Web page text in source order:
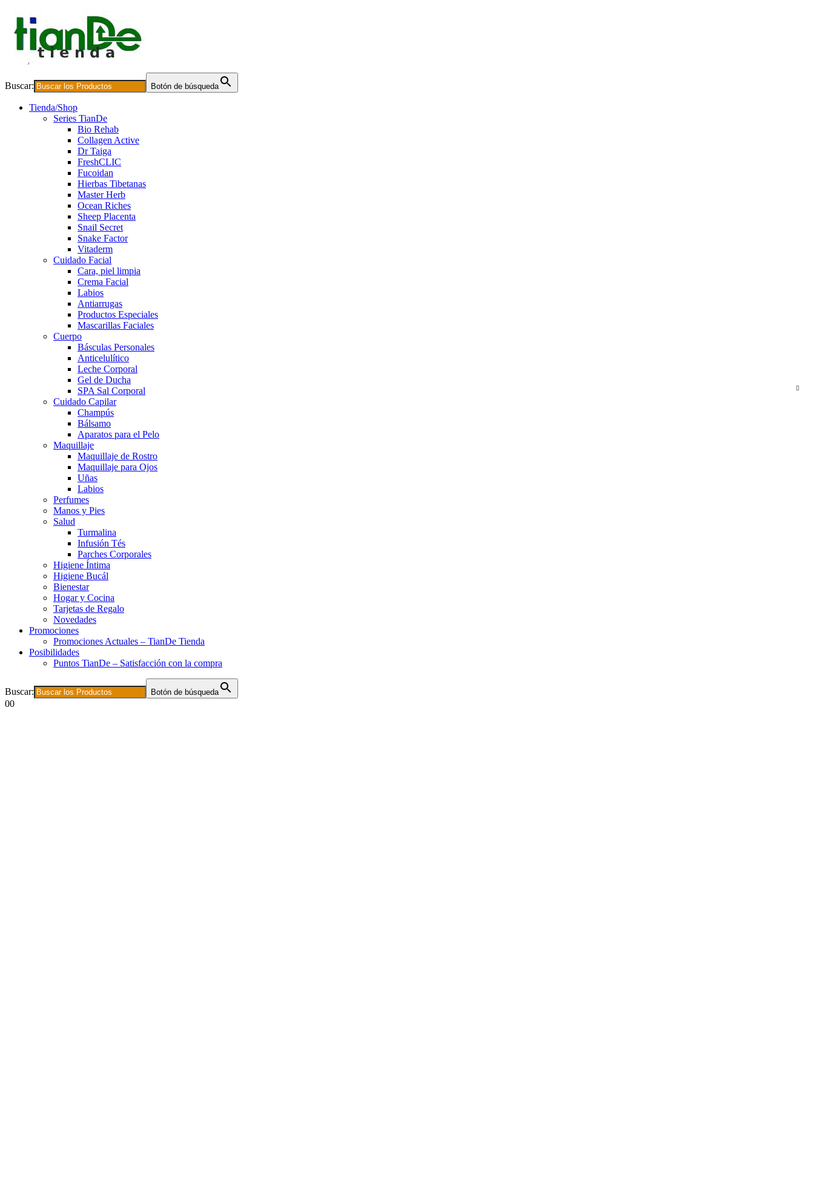
Buscar: Botón de búsqueda
Tienda/Shop
Series TianDe
Bio Rehab
Collagen Active
Dr Taiga
FreshCLIC
Fucoidan
Hierbas Tibetanas
Master Herb
Ocean Riches
Sheep Placenta
Snail Secret
Snake Factor
Vitaderm
Cuidado Facial
Cara, piel limpia
Crema Facial
Labios
Antiarrugas
Productos Especiales
Mascarillas Faciales
Cuerpo
Básculas Personales
Anticelulítico
Leche Corporal
Gel de Ducha
SPA Sal Corporal
Cuidado Capilar
Champús
Bálsamo
Aparatos para el Pelo
Maquillaje
Maquillaje de Rostro
Maquillaje para Ojos
Uñas
Labios
Perfumes
Manos y Pies
Salud
Turmalina
Infusión Tés
Parches Corporales
Higiene Íntima
Higiene Bucál
Bienestar
Hogar y Cocina
Tarjetas de Regalo
Novedades
Promociones
Promociones Actuales – TianDe Tienda
Posibilidades
Puntos TianDe – Satisfacción con la compra
Buscar: Botón de búsqueda
00